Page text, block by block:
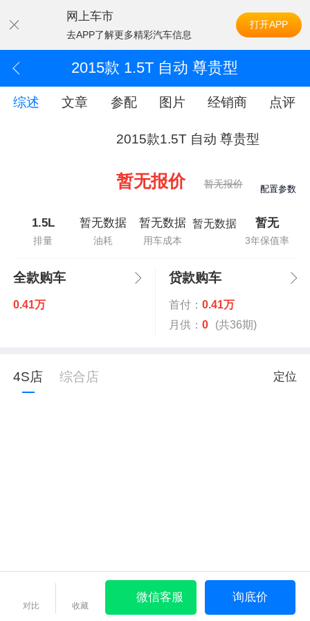
网上车市
去APP了解更多精彩汽车信息
打开APP
2015款 1.5T 自动 尊贵型
综述 文章 参配 图片 经销商 点评
2015款1.5T 自动 尊贵型
暂无报价 暂无报价 配置参数
1.5L
排量
暂无数据
油耗
暂无数据
用车成本
暂无数据 暂无
3年保值率
全款购车
0.41万
贷款购车
首付： 0.41万
月供： 0 (共36期)
4S店 综合店 定位
对比 收藏
微信客服 询底价